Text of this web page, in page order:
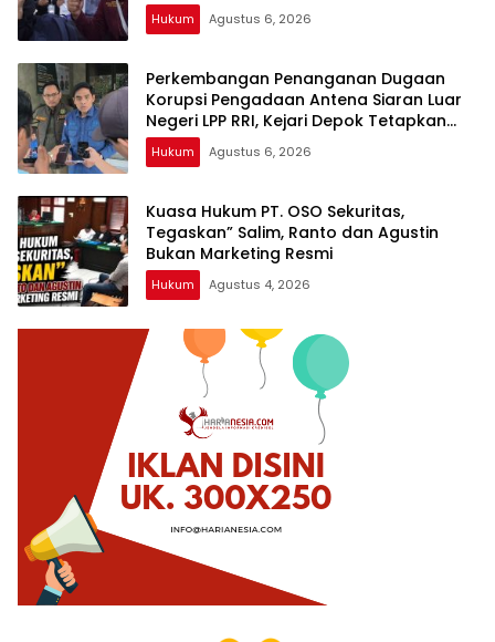
Hukum Agustus 6, 2026
Perkembangan Penanganan Dugaan
Korupsi Pengadaan Antena Siaran Luar
Negeri LPP RRI, Kejari Depok Tetapkan
Satu Tersangka Baru
Hukum Agustus 6, 2026
Kuasa Hukum PT. OSO Sekuritas,
Tegaskan” Salim, Ranto dan Agustin
Bukan Marketing Resmi
Hukum Agustus 4, 2026